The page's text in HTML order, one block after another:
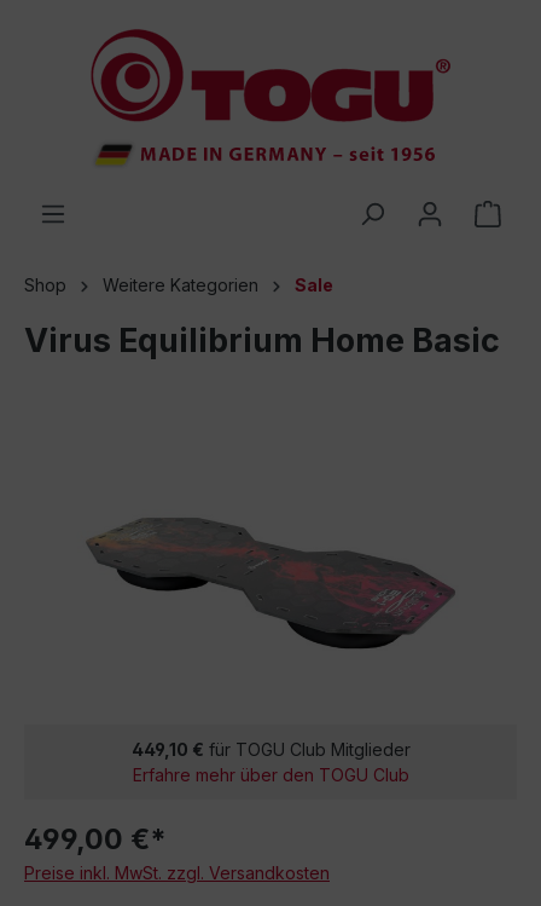
springen
Shop Weitere Kategorien Sale
Virus Equilibrium Home Basic
449,10 € für TOGU Club Mitglieder
Erfahre mehr über den TOGU Club
499,00 €*
Preise inkl. MwSt. zzgl. Versandkosten